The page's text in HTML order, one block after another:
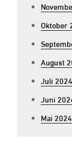
Oktober
August
Juli 2024
Juni
Mai 2024